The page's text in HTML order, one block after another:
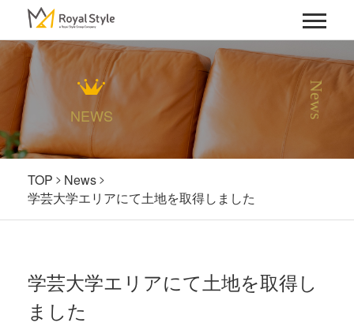
News
NEWS
TOP
News
学芸大学エリアにて土地を取得しました
学芸大学エリアにて土地を取得し
ました